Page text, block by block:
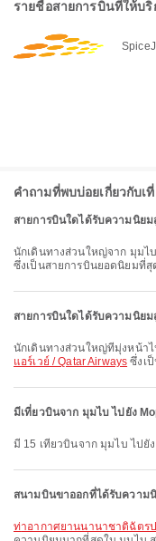
รายชื่อสายการบินที่ให้บริ
คำถามที่พบบ่อยเกี่ยวกับเ
สายการบินใดได้รับความนิย
นักเดินทางส่วนใหญ่จาก มุมไ
ซึ่งเป็นสายการบินยอดนิยมที่สุ
สายการบินใดได้รับความนิยม
นักเดินทางส่วนใหญ่ที่มุ่งหน้า
แอร์เวย์ / Qatar Airways ซึ่งเ
มีเที่ยวบินจาก มุมไบ ไปยัง
มี 15 เที่ยวบินจาก มุมไบ ไปยั
สนามบินขาออกที่ได้รับความ
ท่าอากาศยานนานาชาติฉัตร